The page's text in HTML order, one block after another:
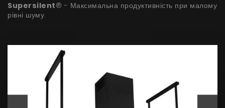
Supersilent® - Максимальна продуктивність при малому
рівні шуму.